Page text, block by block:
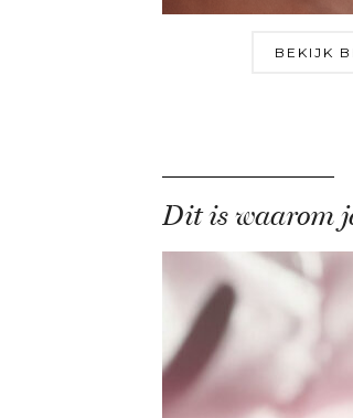
BEKIJK